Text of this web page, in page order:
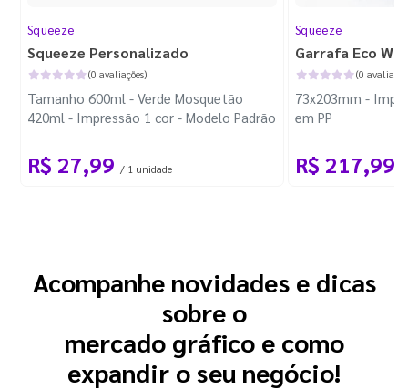
Squeeze
Squeeze Personalizado
(0 avaliações)
Tamanho 600ml - Verde Mosquetão
420ml - Impressão 1 cor - Modelo Padrão
R$ 27,99 / 1 unidade
Squeeze
Garrafa Eco
(0
73x203mm -
em PP
R$ 217,99
Acompanhe novidades e dicas
sobre o
mercado gráfico e como
expandir o seu negócio!